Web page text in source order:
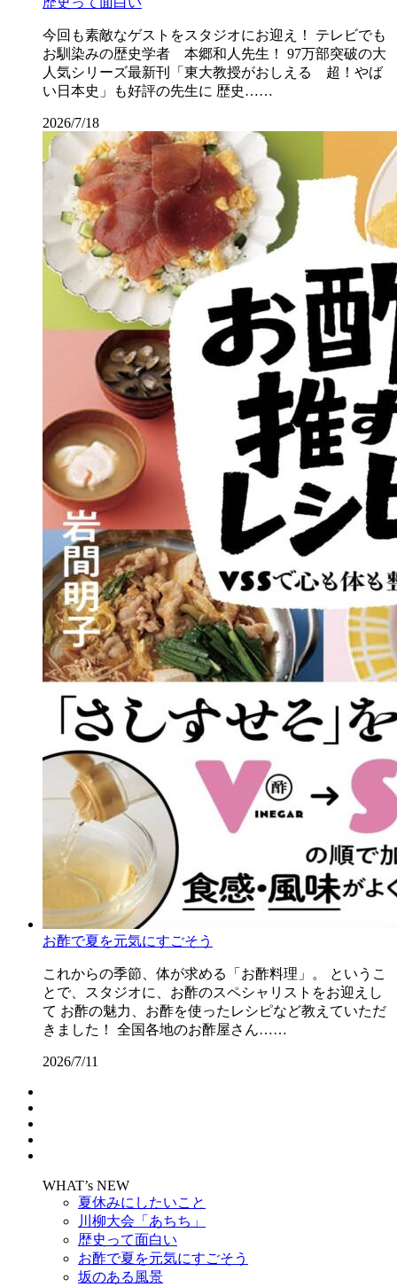
今回も素敵なゲストをスタジオにお迎え！ テレビでも
お馴染みの歴史学者 本郷和人先生！ 97万部突破の大
人気シリーズ最新刊「東大教授がおしえる 超！やば
い日本史」も好評の先生に 歴史……
2026/7/18
お酢で夏を元気にすごそう
これからの季節、体が求める「お酢料理」。 というこ
とで、スタジオに、お酢のスペシャリストをお迎えし
て お酢の魅力、お酢を使ったレシピなど教えていただ
きました！ 全国各地のお酢屋さん……
2026/7/11
WHAT’s NEW
夏休みにしたいこと
川柳大会「あちち」
歴史って面白い
お酢で夏を元気にすごそう
坂のある風景